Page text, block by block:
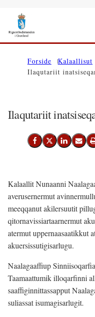
Saavanukarit
Forside Kalaallisut
Ilaqutariit
Ilaqutariit
Facebook-Imi
Twitter-Imi
Linkedin-
Kalaallit Nunaanni
averusernermut
meeqqanut akilersuutit
qitornavissiartaarnermut
atermut uppernaasaatikkut
akuersissutigisarlugu.
Naalagaaffiup
Taamaattumik illoqarfinni
saaffiginnittassapput
suliassat isumagisarlugit.